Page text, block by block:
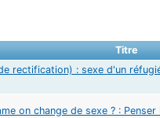
Titre
rectification) : sexe d'un
on change de sexe ? :